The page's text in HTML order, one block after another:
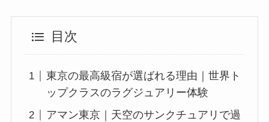
目次
東京の最高級宿が選ばれる理由｜世界ト
ップクラスのラグジュアリー体験
アマン東京｜天空のサンクチュアリで過